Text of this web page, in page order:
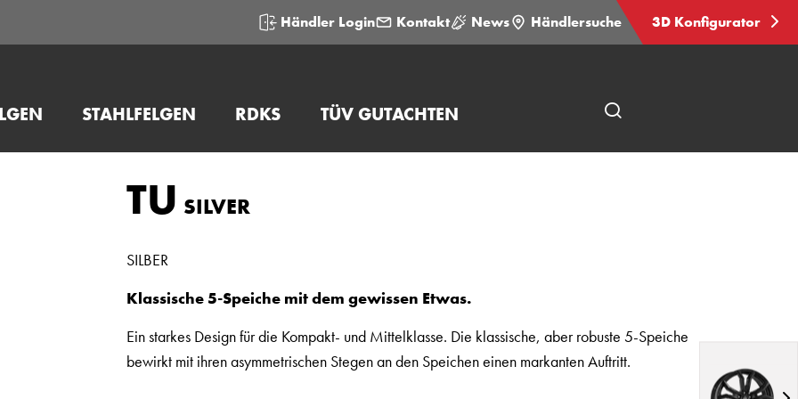
Händler Login Kontakt News Händlersuche 3D Konfigurator
STAHLFELGEN RDKS TÜV GUTACHTEN
TU SILVER
SILBER
Klassische 5-Speiche mit dem gewissen Etwas.
Ein starkes Design für die Kompakt- und Mittelklasse. Die klassische, aber robuste 5-Speiche
bewirkt mit ihren asymmetrischen Stegen an den Speichen einen markanten Auftritt.